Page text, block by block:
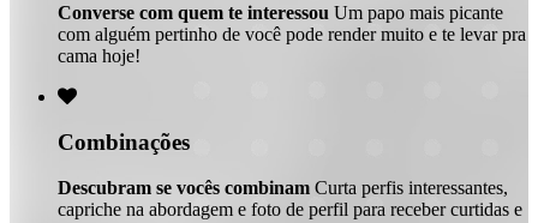
Converse com quem te interessou Um papo mais picante
com alguém pertinho de você pode render muito e te levar pra
cama hoje!

Combinações
Descubram se vocês combinam Curta perfis interessantes,
capriche na abordagem e foto de perfil para receber curtidas e